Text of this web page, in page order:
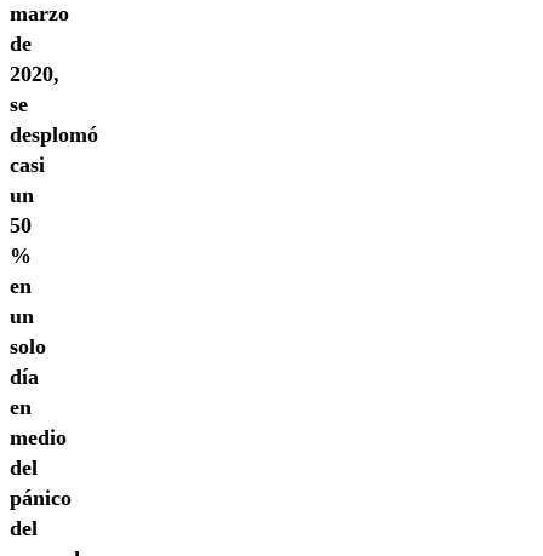
marzo
de
2020,
se
desplomó
casi
un
50
%
en
un
solo
día
en
medio
del
pánico
del